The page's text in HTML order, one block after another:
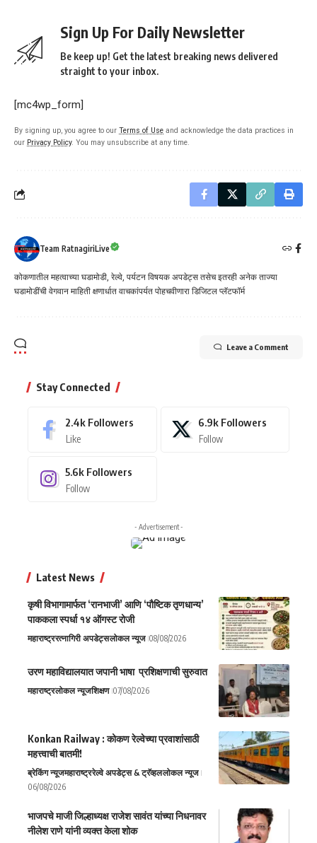
Sign Up For Daily Newsletter
Be keep up! Get the latest breaking news delivered
straight to your inbox.
[mc4wp_form]
By signing up, you agree to our Terms of Use and acknowledge the data practices in
our Privacy Policy. You may unsubscribe at any time.
Team RatnagiriLive
कोकणातील महत्वाच्या घडामोडी, रेल्वे, पर्यटन विषयक अपडेट्स तसेच इतरही अनेक ताज्या
घडामोडींची वेगवान माहिती क्षणार्धात वाचकांपर्यत पोहचवीणारा डिजिटल प्लॅटफॉर्म
Leave a Comment
Stay Connected
2.4k Followers
Like
6.9k Followers
Follow
5.6k Followers
Follow
- Advertisement -
Latest News
कृषी विभागामार्फत ‘रानभाजी’ आणि ‘पौष्टिक तृणधान्य’
पाककला स्पर्धा १४ ऑगस्ट रोजी
महाराष्ट्ररत्नागिरी अपडेट्सलोकल न्यूज 08/08/2026
उरण महाविद्यालयात जपानी भाषा प्रशिक्षणाची सुरुवात
महाराष्ट्रलोकल न्यूजशिक्षण 07/08/2026
Konkan Railway : कोकण रेल्वेच्या प्रवाशांसाठी
महत्त्वाची बातमी!
ब्रेकिंग न्यूजमहाराष्ट्ररेल्वे अपडेट्स & ट्रॅव्हललोकल न्यूज
06/08/2026
भाजपचे माजी जिल्हाध्यक्ष राजेश सावंत यांच्या निधनावर
नीलेश राणे यांनी व्यक्त केला शोक